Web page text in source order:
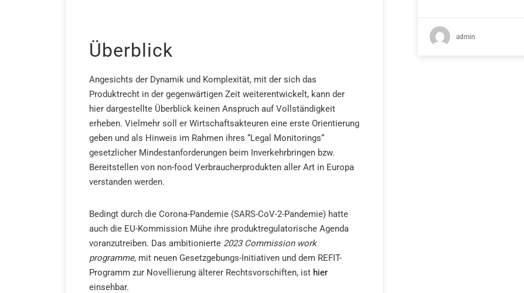
Überblick
Angesichts der Dynamik und Komplexität, mit der sich das
Produktrecht in der gegenwärtigen Zeit weiterentwickelt, kann der
hier dargestellte Überblick keinen Anspruch auf Vollständigkeit
erheben. Vielmehr soll er Wirtschaftsakteuren eine erste Orientierung
geben und als Hinweis im Rahmen ihres “Legal Monitorings“
gesetzlicher Mindestanforderungen beim Inverkehrbringen bzw.
Bereitstellen von non-food Verbraucherprodukten aller Art in Europa
verstanden werden.
Bedingt durch die Corona-Pandemie (SARS-CoV-2-Pandemie) hatte
auch die EU-Kommission Mühe ihre produktregulatorische Agenda
voranzutreiben. Das ambitionierte 2023 Commission work
programme, mit neuen Gesetzgebungs-Initiativen und dem REFIT-
Programm zur Novellierung älterer Rechtsvorschiften, ist hier
einsehbar.
admin